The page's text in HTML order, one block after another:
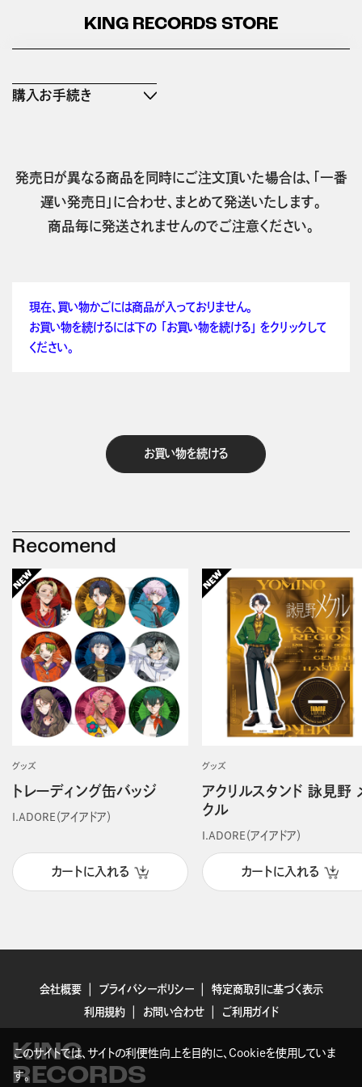
KING RECORDS STORE
購入お手続き
発売日が異なる商品を同時にご注文頂いた場合は、「一番
遅い発売日」に合わせ、まとめて発送いたします。
商品毎に発送されませんのでご注意ください。
現在、買い物かごには商品が入っておりません。
お買い物を続けるには下の 「お買い物を続ける」 をクリックして
ください。
お買い物を続ける
Recomend
グッズ
トレーディング缶バッジ
I.ADORE（アイアドア）
カートに入れる
グッズ
アクリルスタンド 詠見野
クル
I.ADORE（アイアドア）
カートに入れる
会社概要 プライバシーポリシー
特定商取引に基づく表示
利用規約
お問い合わせ ご利用ガイド
KING
RECORDS
このサイトでは、サイトの利便性向上を目的に、Cookieを使用していま
す。